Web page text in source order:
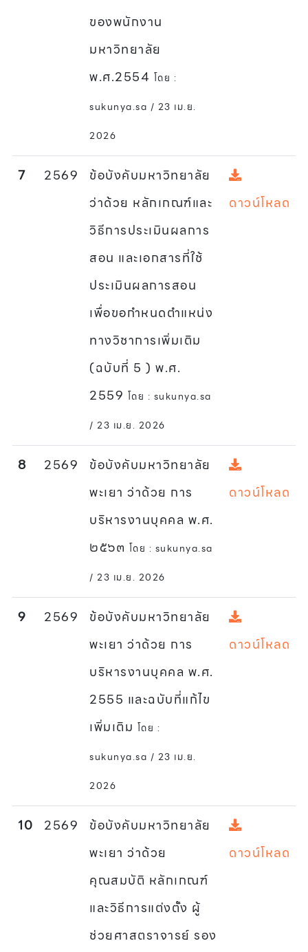
ของพนักงาน
มหาวิทยาลัย
พ.ศ.2554 โดย :
sukunya.sa / 23 เม.ย.
2026
7 2569
ข้อบังคับมหาวิทยาลัย
ว่าด้วย หลักเกณฑ์และ
วิธีการประเมินผลการ
สอน และเอกสารที่ใช้
ประเมินผลการสอน
เพื่อขอกำหนดตำแหน่ง
ทางวิชาการเพิ่มเติม
(ฉบับที่ 5 ) พ.ศ.
2559 โดย : sukunya.sa
/ 23 เม.ย. 2026
ดาวน์โหลด
8 2569
ข้อบังคับมหาวิทยาลัย
พะเยา ว่าด้วย การ
บริหารงานบุคคล พ.ศ.
๒๕๖๓ โดย : sukunya.sa
/ 23 เม.ย. 2026
ดาวน์โหลด
9 2569
ข้อบังคับมหาวิทยาลัย
พะเยา ว่าด้วย การ
บริหารงานบุคคล พ.ศ.
2555 และฉบับที่แก้ไข
เพิ่มเติม โดย :
sukunya.sa / 23 เม.ย.
2026
ดาวน์โหลด
10 2569
ข้อบังคับมหาวิทยาลัย
พะเยา ว่าด้วย
คุณสมบัติ หลักเกณฑ์
และวิธีการแต่งตั้ง ผู้
ช่วยศาสตราจารย์ รอง
ดาวน์โหลด